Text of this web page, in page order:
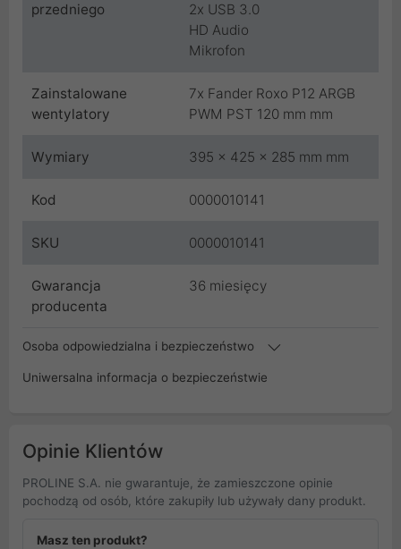
przedniego
2x USB 3.0
HD Audio
Mikrofon
Zainstalowane
wentylatory
7x Fander Roxo P12 ARGB
PWM PST 120 mm mm
Wymiary 395 x 425 x 285 mm mm
Kod 0000010141
SKU 0000010141
Gwarancja
producenta
36 miesięcy
Osoba odpowiedzialna i bezpieczeństwo
Uniwersalna informacja o bezpieczeństwie
Opinie Klientów
PROLINE S.A. nie gwarantuje, że zamieszczone opinie
pochodzą od osób, które zakupiły lub używały dany produkt.
Masz ten produkt?